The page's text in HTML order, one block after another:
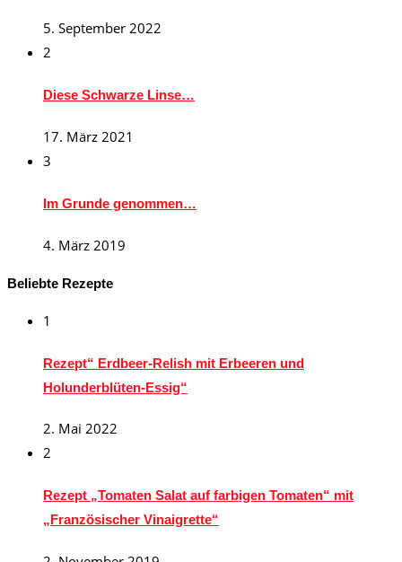
5. September 2022
2
Diese Schwarze Linse…
17. März 2021
3
Im Grunde genommen…
4. März 2019
Beliebte Rezepte
1
Rezept“ Erdbeer-Relish mit Erbeeren und
Holunderblüten-Essig“
2. Mai 2022
2
Rezept „Tomaten Salat auf farbigen Tomaten“ mit
„Französischer Vinaigrette“